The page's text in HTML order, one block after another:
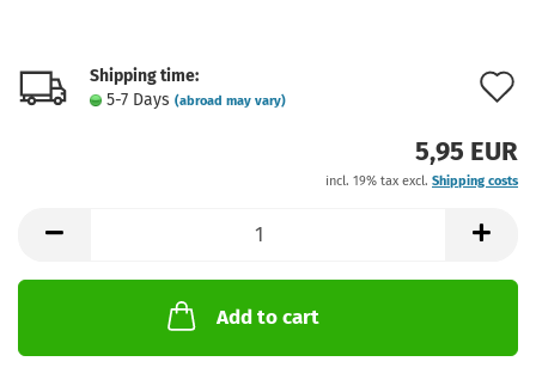
Shipping time:
5-7 Days (abroad may vary)
5,95 EUR
incl. 19% tax excl. Shipping costs
Add to cart